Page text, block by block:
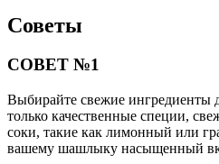
Советы
СОВЕТ №1
Выбирайте свежие ингредиенты
только качественные специи,
соки, такие как лимонный или
вашему шашлыку насыщенный